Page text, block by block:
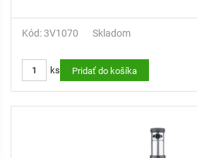
Tento konkrétny model s označením
plnokruhovú výseč (360°) a
ktorý udrží vodný stĺpec až do
Kód: 3V1070 Skladom
ks Pridať do košíka